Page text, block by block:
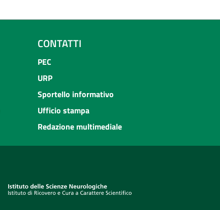
CONTATTI
PEC
URP
Sportello informativo
Ufficio stampa
Redazione multimediale